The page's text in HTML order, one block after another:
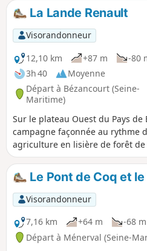
La Lande Renault
Visorandonneur
12,10 km
+87 m
-80
3h 40
Moyenne
Départ à Bézancourt (Seine-
Maritime)
Sur le plateau Ouest du Pays de
campagne façonnée au rythme
agriculture en lisière de forêt de
chasse-marée passait par Bosc-
Le Pont de Coq et
Visorandonneur
7,16 km
+64 m -68 m
Départ à Ménerval (Seine-